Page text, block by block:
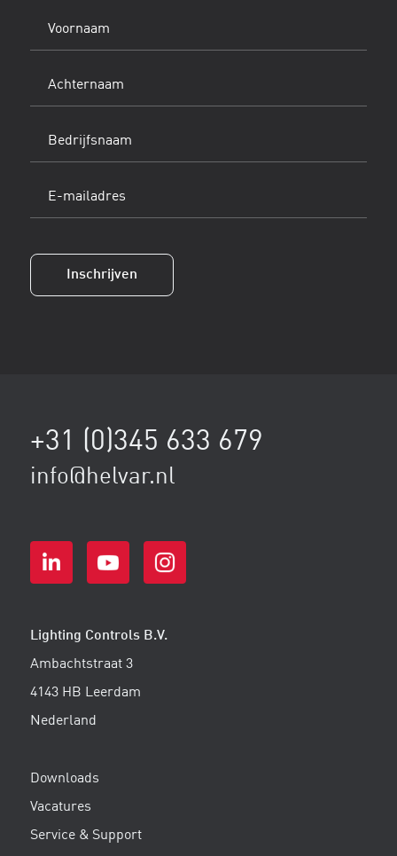
Inschrijven
+31 (0)345 633 679
info@helvar.nl
Lighting Controls B.V.
Ambachtstraat 3
4143 HB Leerdam
Nederland
Downloads
Vacatures
Service & Support